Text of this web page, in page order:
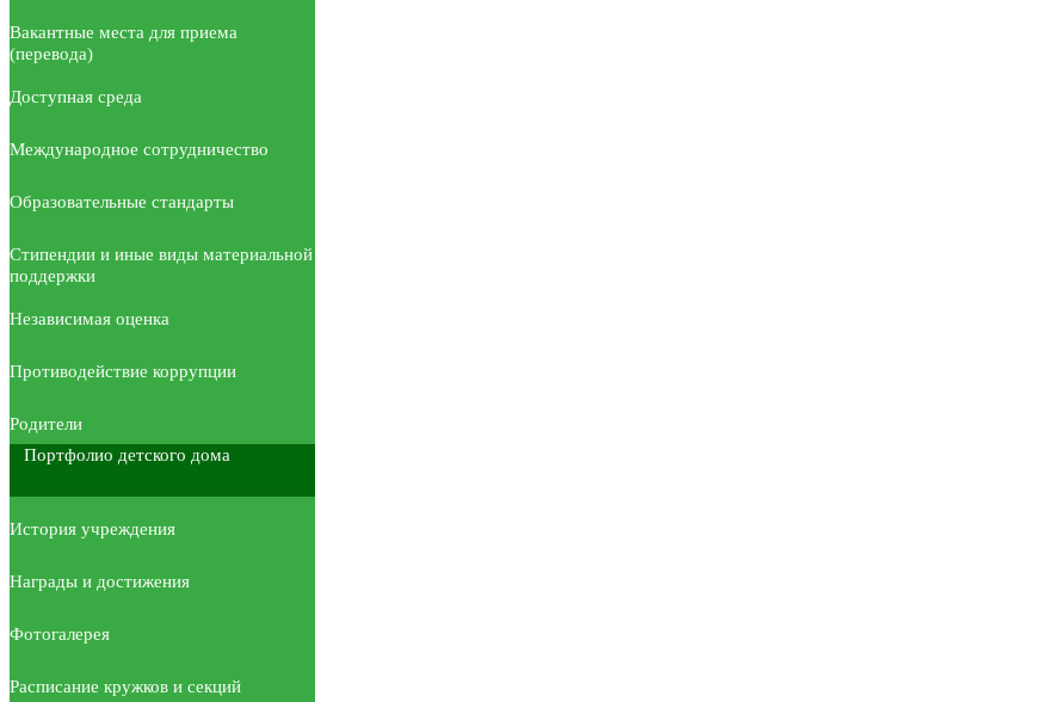
Вакантные места для приема
(перевода)
Доступная среда
Международное сотрудничество
Образовательные стандарты
Стипендии и иные виды материальной
поддержки
Независимая оценка
Противодействие коррупции
Родители
Портфолио детского дома
История учреждения
Награды и достижения
Фотогалерея
Расписание кружков и секций